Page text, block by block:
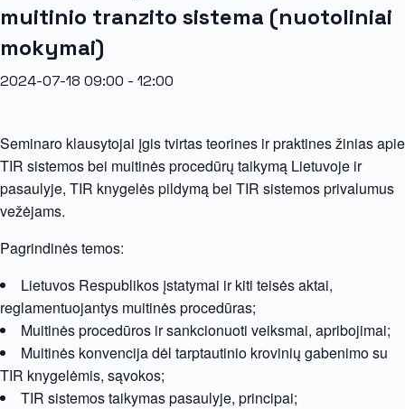
muitinio tranzito sistema (nuotoliniai
mokymai)
2024-07-18 09:00 - 12:00
Seminaro klausytojai įgis tvirtas teorines ir praktines žinias apie
TIR sistemos bei muitinės procedūrų taikymą Lietuvoje ir
pasaulyje, TIR knygelės pildymą bei TIR sistemos privalumus
vežėjams.
Pagrindinės temos:
Lietuvos Respublikos įstatymai ir kiti teisės aktai,
reglamentuojantys muitinės procedūras;
Muitinės procedūros ir sankcionuoti veiksmai, apribojimai;
Muitinės konvencija dėl tarptautinio krovinių gabenimo su
TIR knygelėmis, sąvokos;
TIR sistemos taikymas pasaulyje, principai;